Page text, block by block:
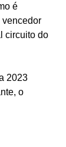
é
vencedor
circuito do
2023
o